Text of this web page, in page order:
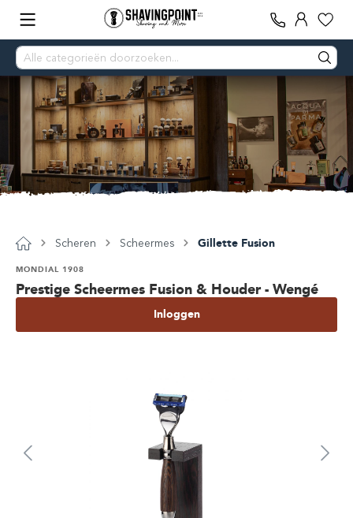
Scheren Scheermes Gillette Fusion
Prestige Scheermes Fusion & Houder - Wengé
MONDIAL 1908
Inloggen